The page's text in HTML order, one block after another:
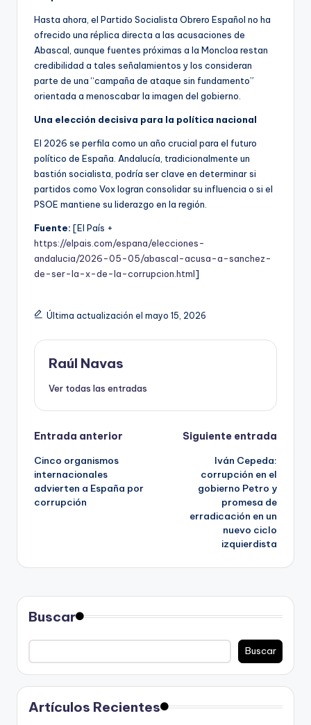
Hasta ahora, el Partido Socialista Obrero Español no ha
ofrecido una réplica directa a las acusaciones de
Abascal, aunque fuentes próximas a la Moncloa restan
credibilidad a tales señalamientos y los consideran
parte de una “campaña de ataque sin fundamento”
orientada a menoscabar la imagen del gobierno.
Una elección decisiva para la política nacional
El 2026 se perfila como un año crucial para el futuro
político de España. Andalucía, tradicionalmente un
bastión socialista, podría ser clave en determinar si
partidos como Vox logran consolidar su influencia o si el
PSOE mantiene su liderazgo en la región.
Fuente: [El País +
https://elpais.com/espana/elecciones-
andalucia/2026-05-05/abascal-acusa-a-sanchez-
de-ser-la-x-de-la-corrupcion.html]
Última actualización el mayo 15, 2026
Raúl Navas
Ver todas las entradas
Navegación
de
entradas
Entrada anterior
Cinco organismos
internacionales
advierten a España por
corrupción
Siguiente entrada
Iván Cepeda:
corrupción en el
gobierno Petro y
promesa de
erradicación en un
nuevo ciclo
izquierdista
Buscar
Buscar
Artículos Recientes